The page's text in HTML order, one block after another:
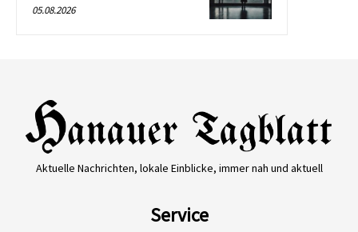
05.08.2026
Aktuelle Nachrichten, lokale Einblicke, immer nah und aktuell
Service